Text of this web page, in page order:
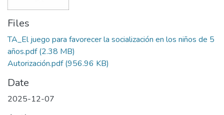
Files
TA_El juego para favorecer la socialización en los niños de 5
años.pdf(2.38 MB)
Autorización.pdf(956.96 KB)
Date
2025-12-07